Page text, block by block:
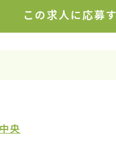
この求人に応募
央